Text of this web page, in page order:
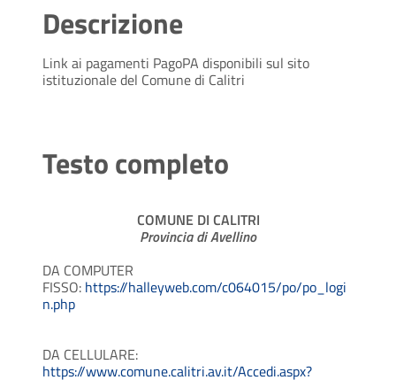
Descrizione
Link ai pagamenti PagoPA disponibili sul sito
istituzionale del Comune di Calitri
Testo completo
COMUNE DI CALITRI
Provincia di Avellino
DA COMPUTER
FISSO: https://halleyweb.com/c064015/po/po_logi
n.php
DA CELLULARE:
https://www.comune.calitri.av.it/Accedi.aspx?